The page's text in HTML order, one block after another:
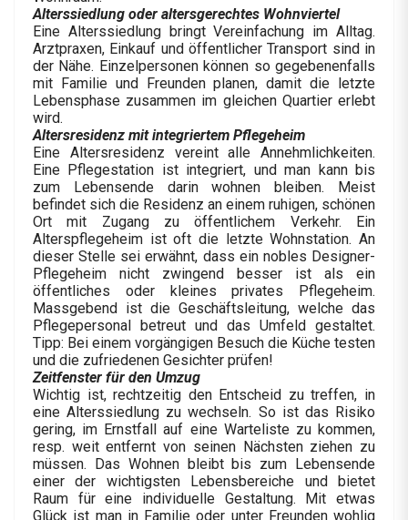
Alterssiedlung oder altersgerechtes Wohnviertel
Eine Alterssiedlung bringt Vereinfachung im Alltag.
Arztpraxen, Einkauf und öffentlicher Transport sind in
der Nähe. Einzelpersonen können so gegebenenfalls
mit Familie und Freunden planen, damit die letzte
Lebensphase zusammen im gleichen Quartier erlebt
wird.
Altersresidenz mit integriertem Pflegeheim
Eine Altersresidenz vereint alle Annehmlichkeiten.
Eine Pflegestation ist integriert, und man kann bis
zum Lebensende darin wohnen bleiben. Meist
befindet sich die Residenz an einem ruhigen, schönen
Ort mit Zugang zu öffentlichem Verkehr. Ein
Alterspflegeheim ist oft die letzte Wohnstation. An
dieser Stelle sei erwähnt, dass ein nobles Designer-
Pflegeheim nicht zwingend besser ist als ein
öffentliches oder kleines privates Pflegeheim.
Massgebend ist die Geschäftsleitung, welche das
Pflegepersonal betreut und das Umfeld gestaltet.
Tipp: Bei einem vorgängigen Besuch die Küche testen
und die zufriedenen Gesichter prüfen!
Zeitfenster für den Umzug
Wichtig ist, rechtzeitig den Entscheid zu treffen, in
eine Alterssiedlung zu wechseln. So ist das Risiko
gering, im Ernstfall auf eine Warteliste zu kommen,
resp. weit entfernt von seinen Nächsten ziehen zu
müssen. Das Wohnen bleibt bis zum Lebensende
einer der wichtigsten Lebensbereiche und bietet
Raum für eine individuelle Gestaltung. Mit etwas
Glück ist man in Familie oder unter Freunden wohlig